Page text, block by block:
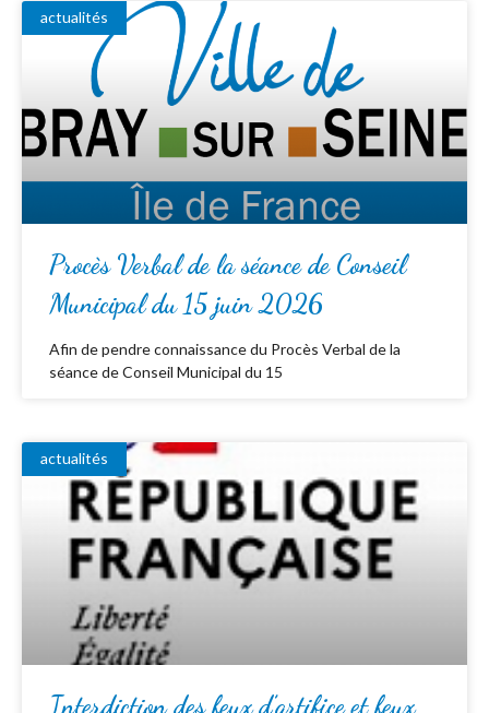
actualités
Procès Verbal de la séance de Conseil
Municipal du 15 juin 2026
Afin de pendre connaissance du Procès Verbal de la
séance de Conseil Municipal du 15
actualités
Interdiction des feux d’artifice et feux